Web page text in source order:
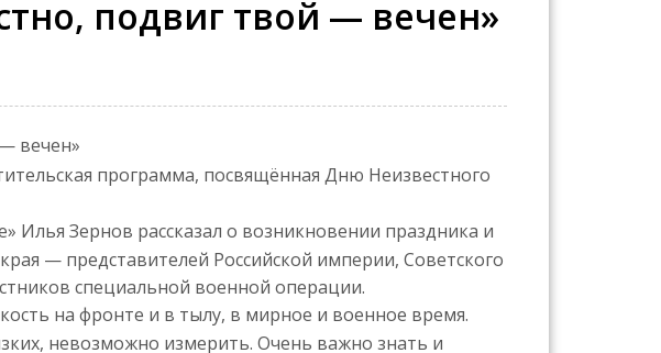
подвиг твой — вечен»
вечен»
программа, посвящённая Дню Неизвестного
Илья Зернов рассказал о возникновении праздника и
— представителей Российской империи, Советского
специальной военной операции.
на фронте и в тылу, в мирное и военное время.
невозможно измерить. Очень важно знать и